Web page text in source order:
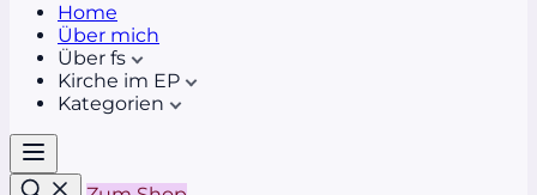
Home
Über mich
Über fs
Kirche im EP
Kategorien